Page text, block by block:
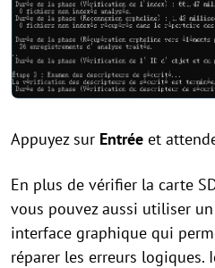
Appuyez sur Entrée et
En plus de vérifier la carte
vous pouvez aussi utiliser
interface graphique qui
réparer les erreurs logiques.